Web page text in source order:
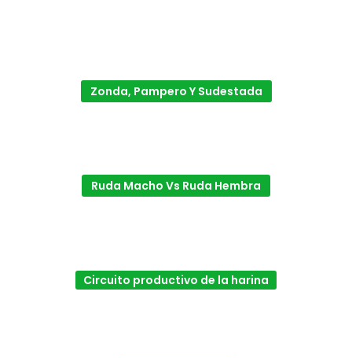
Zonda, Pampero Y Sudestada
Ruda Macho Vs Ruda Hembra
Circuito productivo de la harina